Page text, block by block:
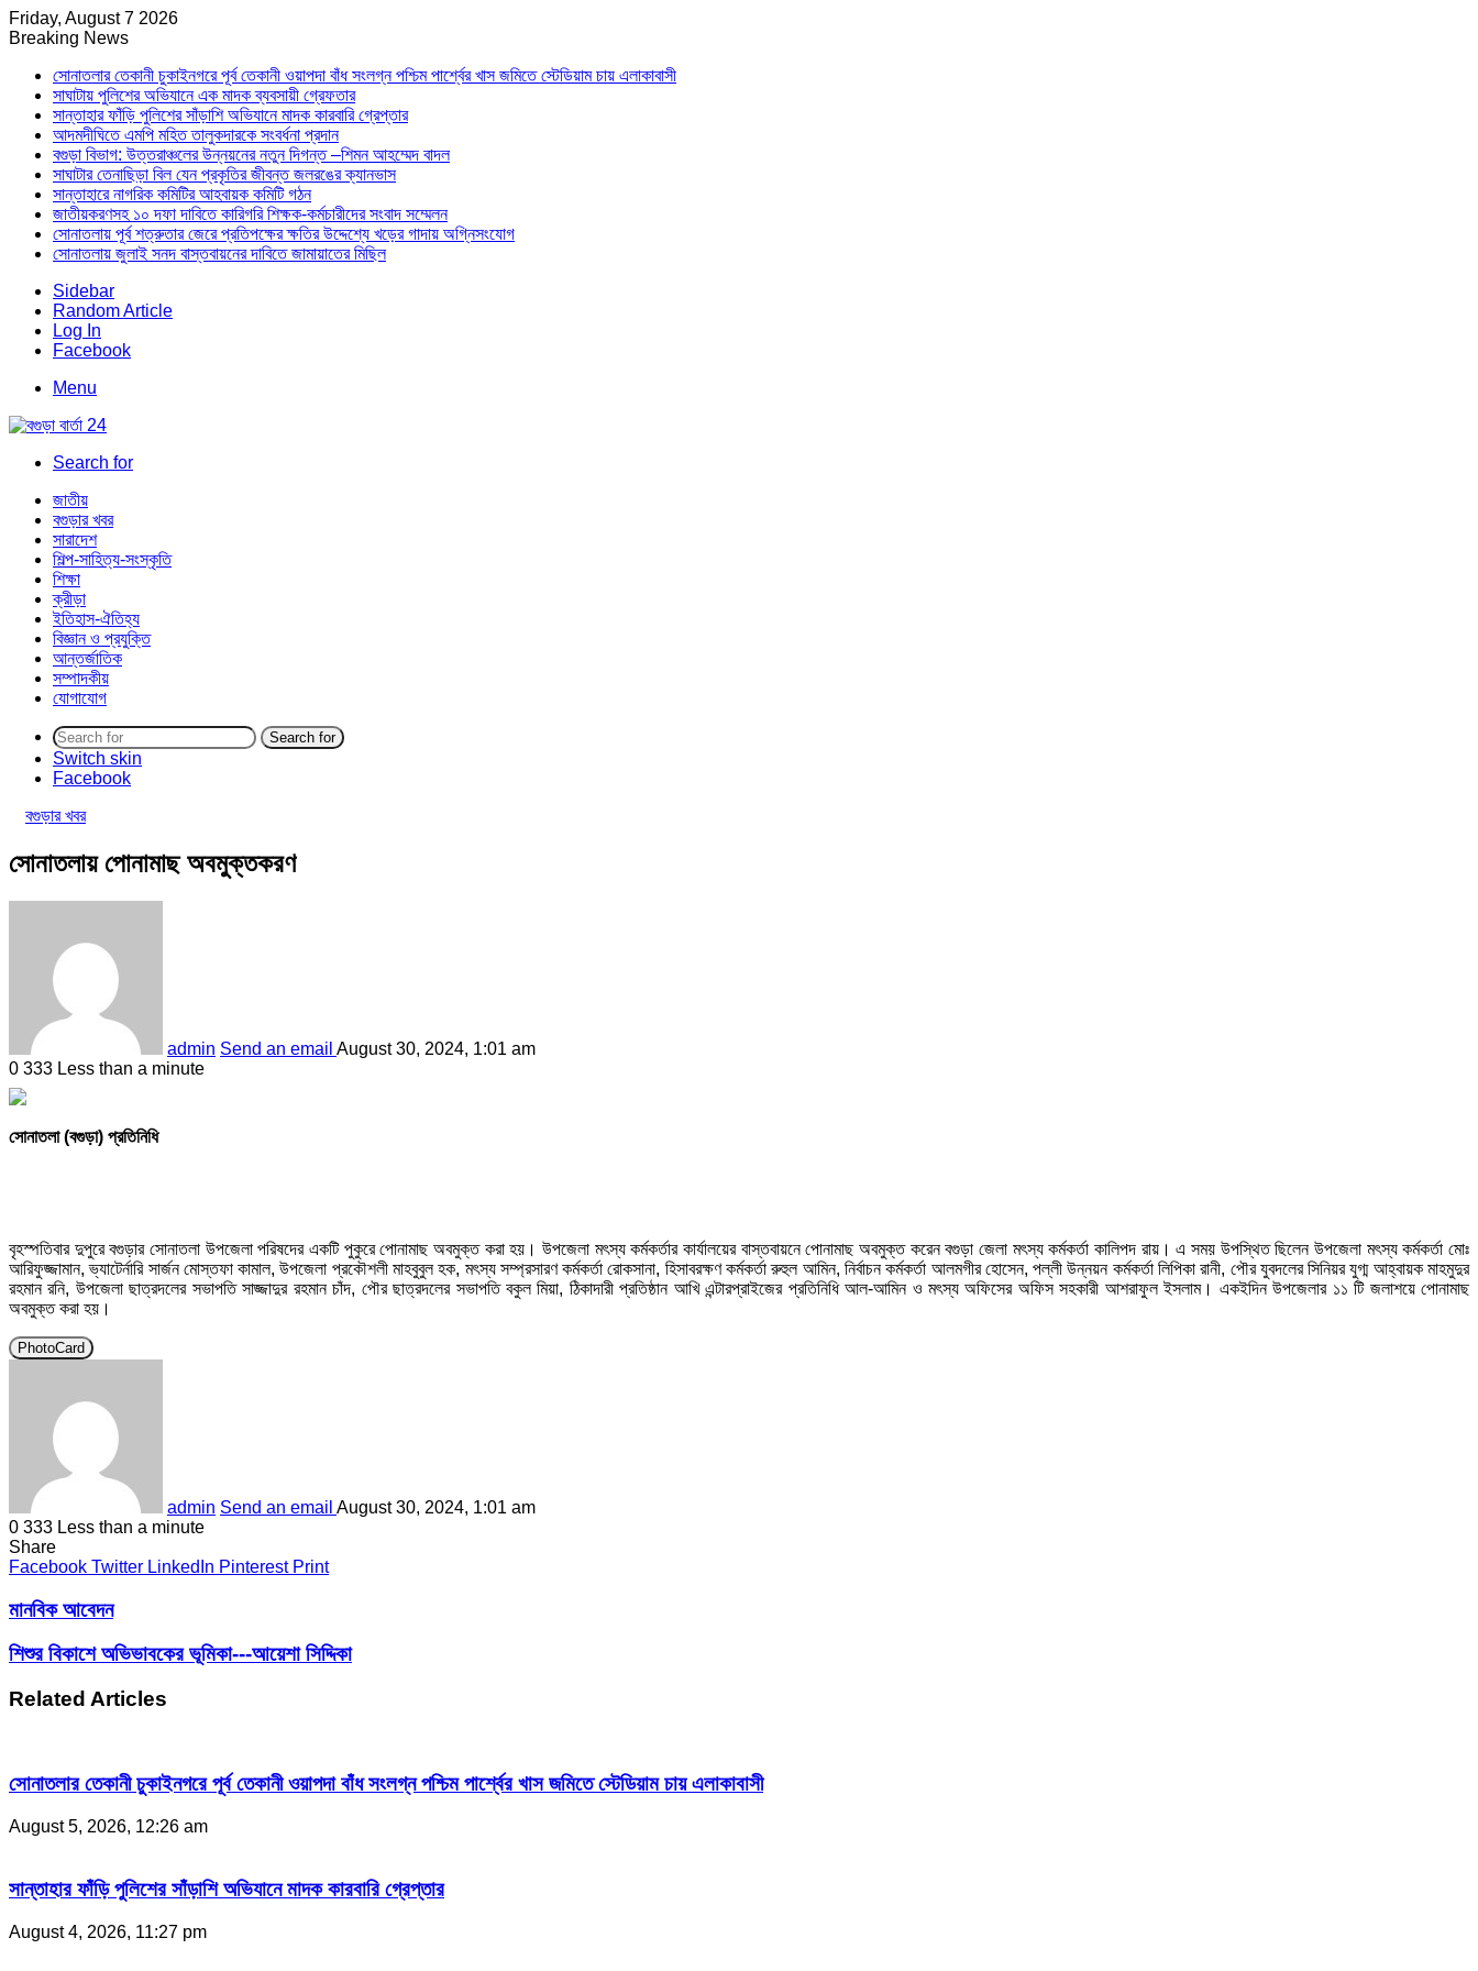
Friday, August 7 2026
Breaking News
সোনাতলার তেকানী চুকাইনগরে পূর্ব তেকানী ওয়াপদা বাঁধ সংলগ্ন পশ্চিম পার্শ্বের খাস জমিতে স্টেডিয়াম চায় এলাকাবাসী
সাঘাটায় পুলিশের অভিযানে এক মাদক ব্যবসায়ী গ্রেফতার
সান্তাহার ফাঁড়ি পুলিশের সাঁড়াশি অভিযানে মাদক কারবারি গ্রেপ্তার
আদমদীঘিতে এমপি মহিত তালুকদারকে সংবর্ধনা প্রদান
বগুড়া বিভাগ: উত্তরাঞ্চলের উন্নয়নের নতুন দিগন্ত –শিমন আহম্মেদ বাদল
সাঘাটার তেনাছিড়া বিল যেন প্রকৃতির জীবন্ত জলরঙের ক্যানভাস
সান্তাহারে নাগরিক কমিটির আহবায়ক কমিটি গঠন
জাতীয়করণসহ ১০ দফা দাবিতে কারিগরি শিক্ষক-কর্মচারীদের সংবাদ সম্মেলন
সোনাতলায় পূর্ব শত্রুতার জেরে প্রতিপক্ষের ক্ষতির উদ্দেশ্যে খড়ের গাদায় অগ্নিসংযোগ
সোনাতলায় জুলাই সনদ বাস্তবায়নের দাবিতে জামায়াতের মিছিল
Sidebar
Random Article
Log In
Facebook
Menu
Search for
জাতীয়
বগুড়ার খবর
সারাদেশ
শিল্প-সাহিত্য-সংস্কৃতি
শিক্ষা
ক্রীড়া
ইতিহাস-ঐতিহ্য
বিজ্ঞান ও প্রযুক্তি
আন্তর্জাতিক
সম্পাদকীয়
যোগাযোগ
Search for
Switch skin
Facebook
বগুড়ার খবর
সোনাতলায় পোনামাছ অবমুক্তকরণ
admin Send an email August 30, 2024, 1:01 am
0 333 Less than a minute
সোনাতলা (বগুড়া) প্রতিনিধি
বৃহস্পতিবার দুপুরে বগুড়ার সোনাতলা উপজেলা পরিষদের একটি পুকুরে পোনামাছ অবমুক্ত করা হয়। উপজেলা মৎস্য কর্মকর্তার কার্যালয়ের বাস্তবায়নে পোনামাছ অবমুক্ত করেন বগুড়া জেলা মৎস্য কর্মকর্তা কালিপদ রায়। এ সময় উপস্থিত ছিলেন উপজেলা মৎস্য কর্মকর্তা মোঃ
আরিফুজ্জামান, ভ্যাটের্নারি সার্জন মোস্তফা কামাল, উপজেলা প্রকৌশলী মাহবুবুল হক, মৎস্য সম্প্রসারণ কর্মকর্তা রোকসানা, হিসাবরক্ষণ কর্মকর্তা রুহুল আমিন, নির্বাচন কর্মকর্তা আলমগীর হোসেন, পল্লী উন্নয়ন কর্মকর্তা লিপিকা রানী, পৌর যুবদলের সিনিয়র যুগ্ম আহ্বায়ক মাহমুদুর
রহমান রনি, উপজেলা ছাত্রদলের সভাপতি সাজ্জাদুর রহমান চাঁদ, পৌর ছাত্রদলের সভাপতি বকুল মিয়া, ঠিকাদারী প্রতিষ্ঠান আখি এন্টারপ্রাইজের প্রতিনিধি আল-আমিন ও মৎস্য অফিসের অফিস সহকারী আশরাফুল ইসলাম। একইদিন উপজেলার ১১ টি জলাশয়ে পোনামাছ
অবমুক্ত করা হয়।
PhotoCard
admin Send an email August 30, 2024, 1:01 am
0 333 Less than a minute
Share
Facebook Twitter LinkedIn Pinterest Print
মানবিক আবেদন
শিশুর বিকাশে অভিভাবকের ভূমিকা---আয়েশা সিদ্দিকা
Related Articles
সোনাতলার তেকানী চুকাইনগরে পূর্ব তেকানী ওয়াপদা বাঁধ সংলগ্ন পশ্চিম পার্শ্বের খাস জমিতে স্টেডিয়াম চায় এলাকাবাসী
August 5, 2026, 12:26 am
সান্তাহার ফাঁড়ি পুলিশের সাঁড়াশি অভিযানে মাদক কারবারি গ্রেপ্তার
August 4, 2026, 11:27 pm